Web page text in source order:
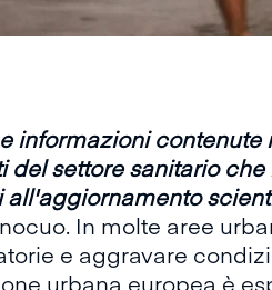
informazioni
settore sanitario
In molte aree
e aggravare
urbana europea è